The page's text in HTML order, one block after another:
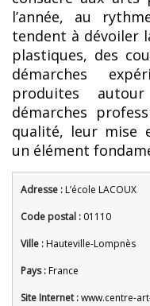
l’année, au
tendent à dévoiler
plastiques, des
démarches
produites
démarches
qualité, leur mise
un élément
Adresse :L’école LACOUX
Code postal : 01110
Ville :Hauteville-Lompnès
Pays :France
Site Internet :www.centre-